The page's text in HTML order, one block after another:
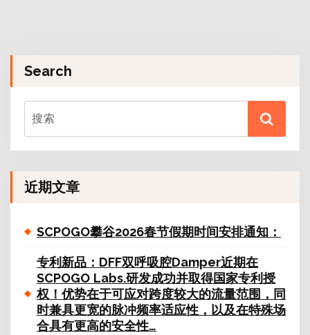
Search
近期文章
SCPOGO攀谷2026春节假期时间安排通知：
专利新品：DFF双呼吸腔Damper近期在
SCPOGO Labs.研发成功并取得国家专利授
权！优势在于可应对跨度较大的流量范围，同
时兼具更宽的脉冲频率适应性，以及在特殊场
合具有更高的安全性…